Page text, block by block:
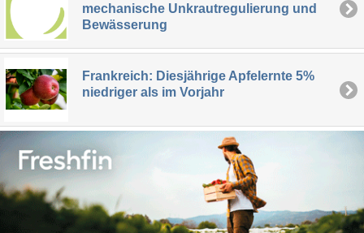
mechanische Unkrautregulierung und
Bewässerung
Frankreich: Diesjährige Apfelernte 5%
niedriger als im Vorjahr